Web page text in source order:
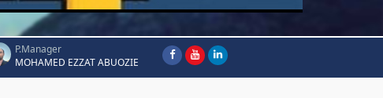
P.Manager
MOHAMED EZZAT ABUOZIE